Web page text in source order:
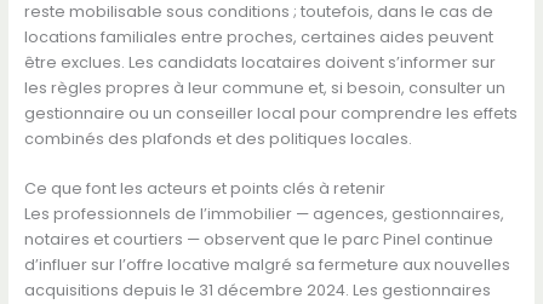
reste mobilisable sous conditions ; toutefois, dans le cas de
locations familiales entre proches, certaines aides peuvent
être exclues. Les candidats locataires doivent s’informer sur
les règles propres à leur commune et, si besoin, consulter un
gestionnaire ou un conseiller local pour comprendre les effets
combinés des plafonds et des politiques locales.
Ce que font les acteurs et points clés à retenir
Les professionnels de l’immobilier — agences, gestionnaires,
notaires et courtiers — observent que le parc Pinel continue
d’influer sur l’offre locative malgré sa fermeture aux nouvelles
acquisitions depuis le 31 décembre 2024. Les gestionnaires